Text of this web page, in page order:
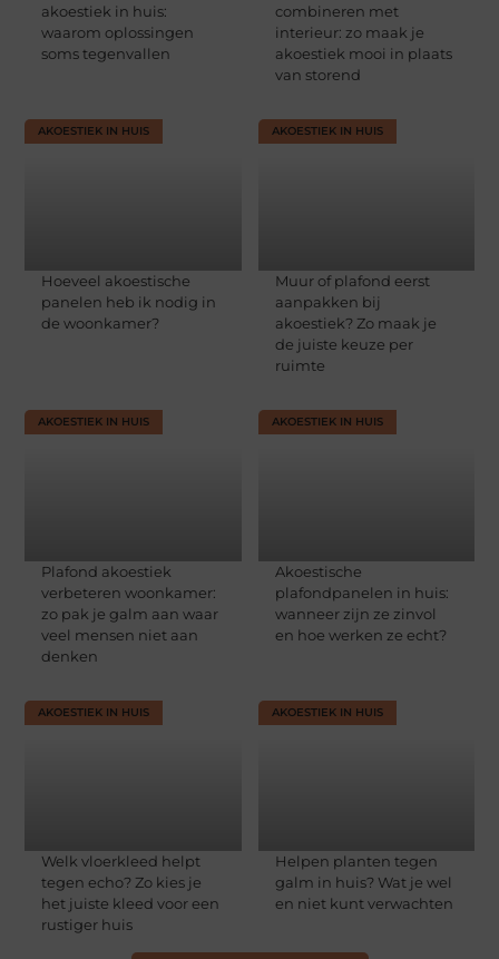
akoestiek in huis:
waarom oplossingen
soms tegenvallen
combineren met
interieur: zo maak je
akoestiek mooi in plaats
van storend
AKOESTIEK IN HUIS
Hoeveel akoestische
panelen heb ik nodig in
de woonkamer?
AKOESTIEK IN HUIS
Muur of plafond eerst
aanpakken bij
akoestiek? Zo maak je
de juiste keuze per
ruimte
AKOESTIEK IN HUIS
Plafond akoestiek
verbeteren woonkamer:
zo pak je galm aan waar
veel mensen niet aan
denken
AKOESTIEK IN HUIS
Akoestische
plafondpanelen in huis:
wanneer zijn ze zinvol
en hoe werken ze echt?
AKOESTIEK IN HUIS
Welk vloerkleed helpt
tegen echo? Zo kies je
het juiste kleed voor een
rustiger huis
AKOESTIEK IN HUIS
Helpen planten tegen
galm in huis? Wat je wel
en niet kunt verwachten